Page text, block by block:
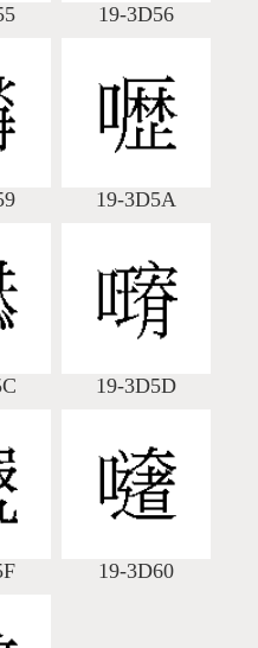
19-3D56
19-3D5A
19-3D5D
19-3D60